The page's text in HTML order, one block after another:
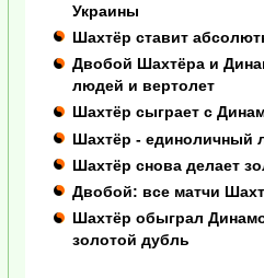
Украины
Шахтёр ставит
Двобой Шахтёра и
людей и вертолет
Шахтёр сыграет с
Шахтёр - единоличный
Шахтёр снова делает
Двобой: все матчи
Шахтёр обыграл
золотой дубль